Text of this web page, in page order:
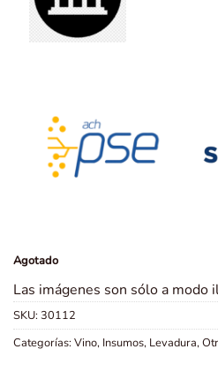
Agotado
Las imágenes son sólo a
SKU: 30112
Categorías: Vino, Insumos, Levadura,